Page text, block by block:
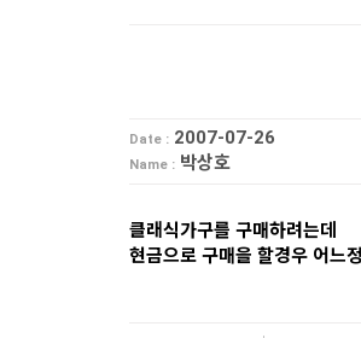
Date : 2007-07-26
Name : 박상호
클래식가구를 구매하려는데
현금으로 구매을 할경우 어느